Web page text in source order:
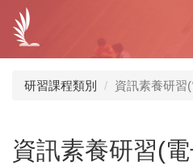
內
研習課程類別 資訊素養研習
資訊素養研習(